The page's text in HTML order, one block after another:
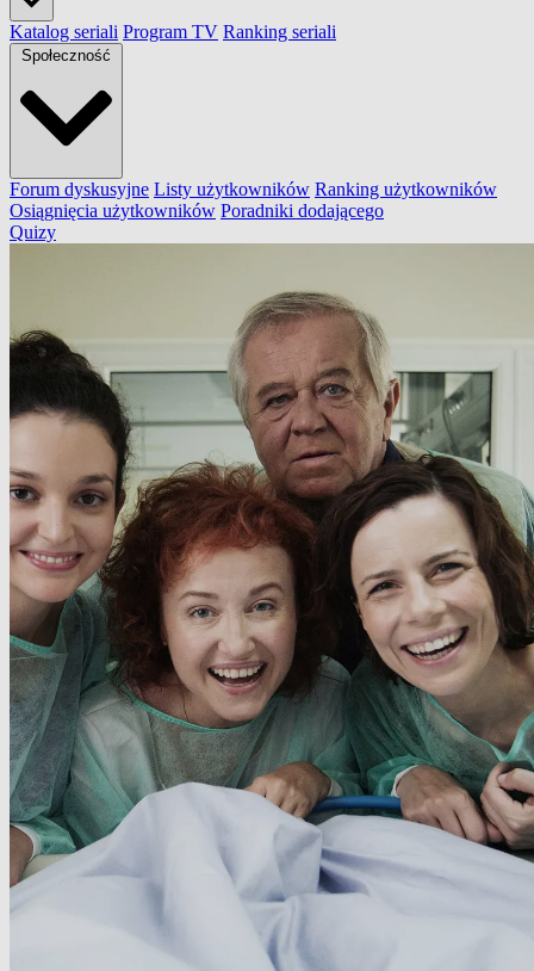
Katalog seriali Program TV Ranking seriali
Społeczność
Forum dyskusyjne Listy użytkowników Ranking użytkowników
Osiągnięcia użytkowników Poradniki dodającego
Quizy